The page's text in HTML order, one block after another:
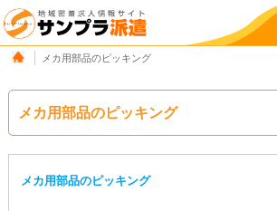
メカ用部品のピッキング
メカ用部品のピッキング
メカ用部品のピッキング